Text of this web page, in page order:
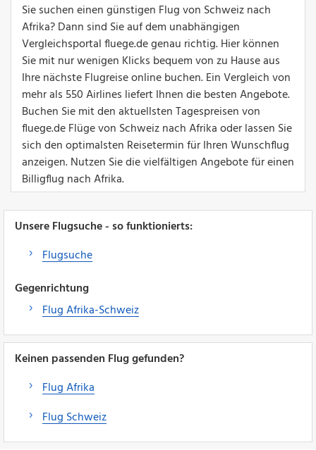
Sie suchen einen günstigen Flug von Schweiz nach
Afrika? Dann sind Sie auf dem unabhängigen
Vergleichsportal fluege.de genau richtig. Hier können
Sie mit nur wenigen Klicks bequem von zu Hause aus
Ihre nächste Flugreise online buchen. Ein Vergleich von
mehr als 550 Airlines liefert Ihnen die besten Angebote.
Buchen Sie mit den aktuellsten Tagespreisen von
fluege.de Flüge von Schweiz nach Afrika oder lassen Sie
sich den optimalsten Reisetermin für Ihren Wunschflug
anzeigen. Nutzen Sie die vielfältigen Angebote für einen
Billigflug nach Afrika.
Unsere Flugsuche - so funktionierts:
Flugsuche
Gegenrichtung
Flug Afrika-Schweiz
Keinen passenden Flug gefunden?
Flug Afrika
Flug Schweiz